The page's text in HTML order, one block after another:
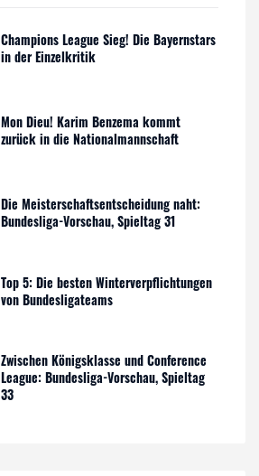
Champions League Sieg! Die Bayernstars
in der Einzelkritik
Mon Dieu! Karim Benzema kommt
zurück in die Nationalmannschaft
Die Meisterschaftsentscheidung naht:
Bundesliga-Vorschau, Spieltag 31
Top 5: Die besten Winterverpflichtungen
von Bundesligateams
Zwischen Königsklasse und Conference
League: Bundesliga-Vorschau, Spieltag
33